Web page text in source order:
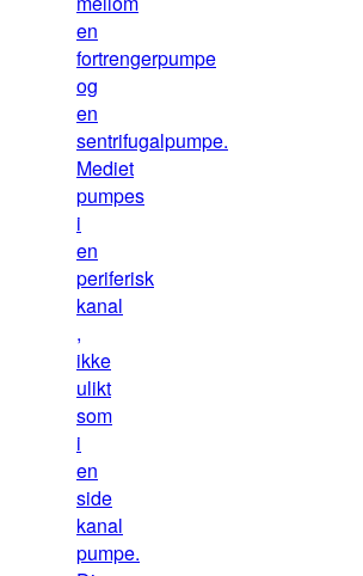
en
fortrengerpumpe
og
en
sentrifugalpumpe.
Mediet
pumpes
i
en
periferisk
kanal
,
ikke
ulikt
som
i
en
side
kanal
pumpe.